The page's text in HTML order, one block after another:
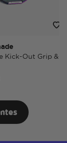
Out Grip &